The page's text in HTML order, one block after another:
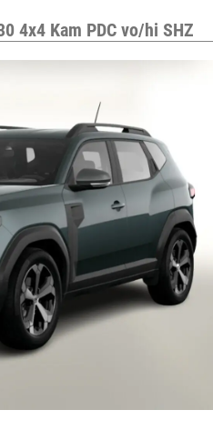
4x4 Kam PDC vo/hi SHZ